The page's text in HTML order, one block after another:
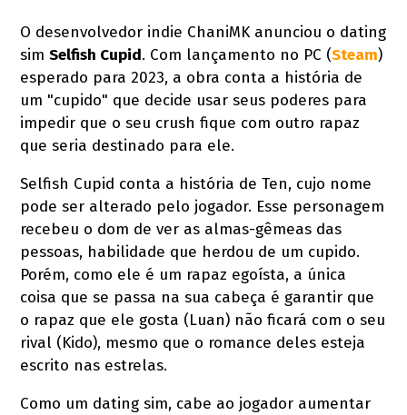
O desenvolvedor indie ChaniMK anunciou o dating
simSelfish Cupid. Com lançamento no PC (Steam)
esperado para 2023, a obra conta a história de
um "cupido" que decide usar seus poderes para
impedir que o seu crush fique com outro rapaz
que seria destinado para ele.
Selfish Cupid conta a história de Ten, cujo nome
pode ser alterado pelo jogador. Esse personagem
recebeu o dom de ver as almas-gêmeas das
pessoas, habilidade que herdou de um cupido.
Porém, como ele é um rapaz egoísta, a única
coisa que se passa na sua cabeça é garantir que
o rapaz que ele gosta (Luan) não ficará com o seu
rival (Kido), mesmo que o romance deles esteja
escrito nas estrelas.
Como um dating sim, cabe ao jogador aumentar